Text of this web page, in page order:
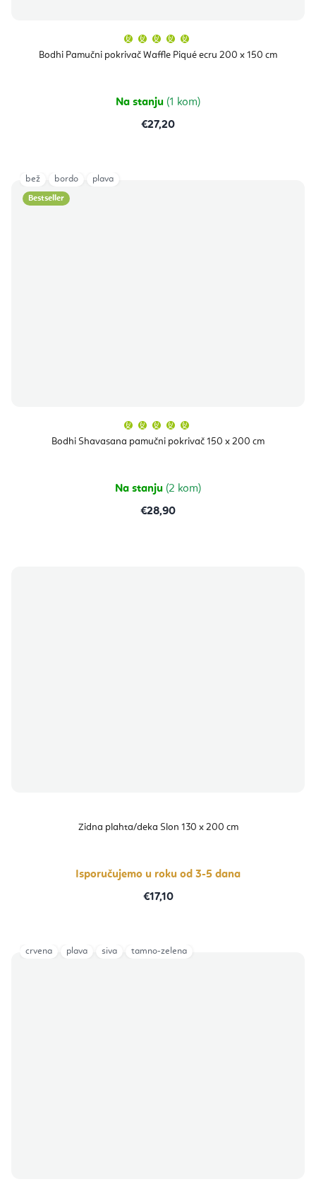
Bodhi Pamučni pokrivač Waffle Piqué ecru 200 x 150 cm
proizvoda
je
zvjezdica.
Na stanju (1 kom)
€27,20
Bestseller
Bodhi Shavasana pamučni pokrivač 150 x 200 cm
proizvoda
je
zvjezdica.
Na stanju (2 kom)
€28,90
bež bordo plava
Zidna plahta/deka Slon 130 x 200 cm
Isporučujemo u roku od 3-5 dana
€17,10
crvena plava siva tamno-zelena